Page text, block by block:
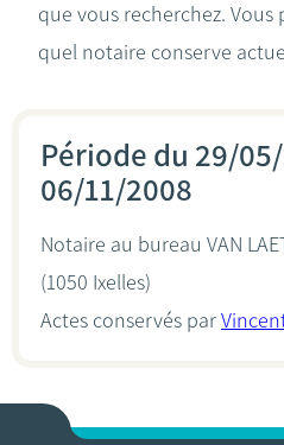
Calculateurs
que vous recherchez. Vous
quel notaire conserve
Période du 29/
06/11/2008
Notaire au bureau VAN
(1050 Ixelles)
Actes conservés par